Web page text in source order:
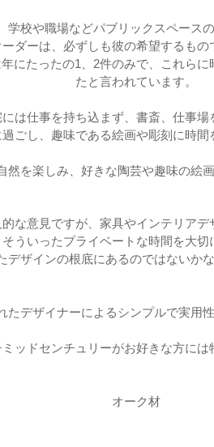
学校や職場などパブリックスペース
ダーは、必ずしも彼の希望するも
にたったの1、2件のみで、これら
たと言われています。
は仕事を持ち込まず、書斎、仕事
ごし、趣味である絵画や彫刻に時
然を楽しみ、好きな陶芸や趣味の絵
な意見ですが、家具やインテリアデ
そういったプライベートな時間を大切
デザインの根底にあるのではないか
たデザイナーによるシンプルで実用
ッドセンチュリーがお好きな方には
オーク材